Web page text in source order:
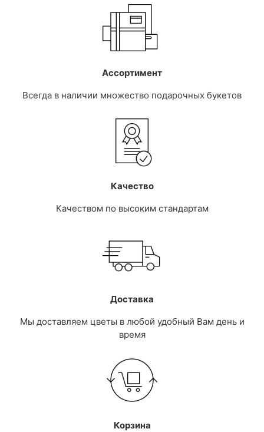
Ассортимент
Всегда в наличии множество подарочных букетов
Качество
Качеством по высоким стандартам
Доставка
Мы доставляем цветы в любой удобный Вам день и
время
Корзина